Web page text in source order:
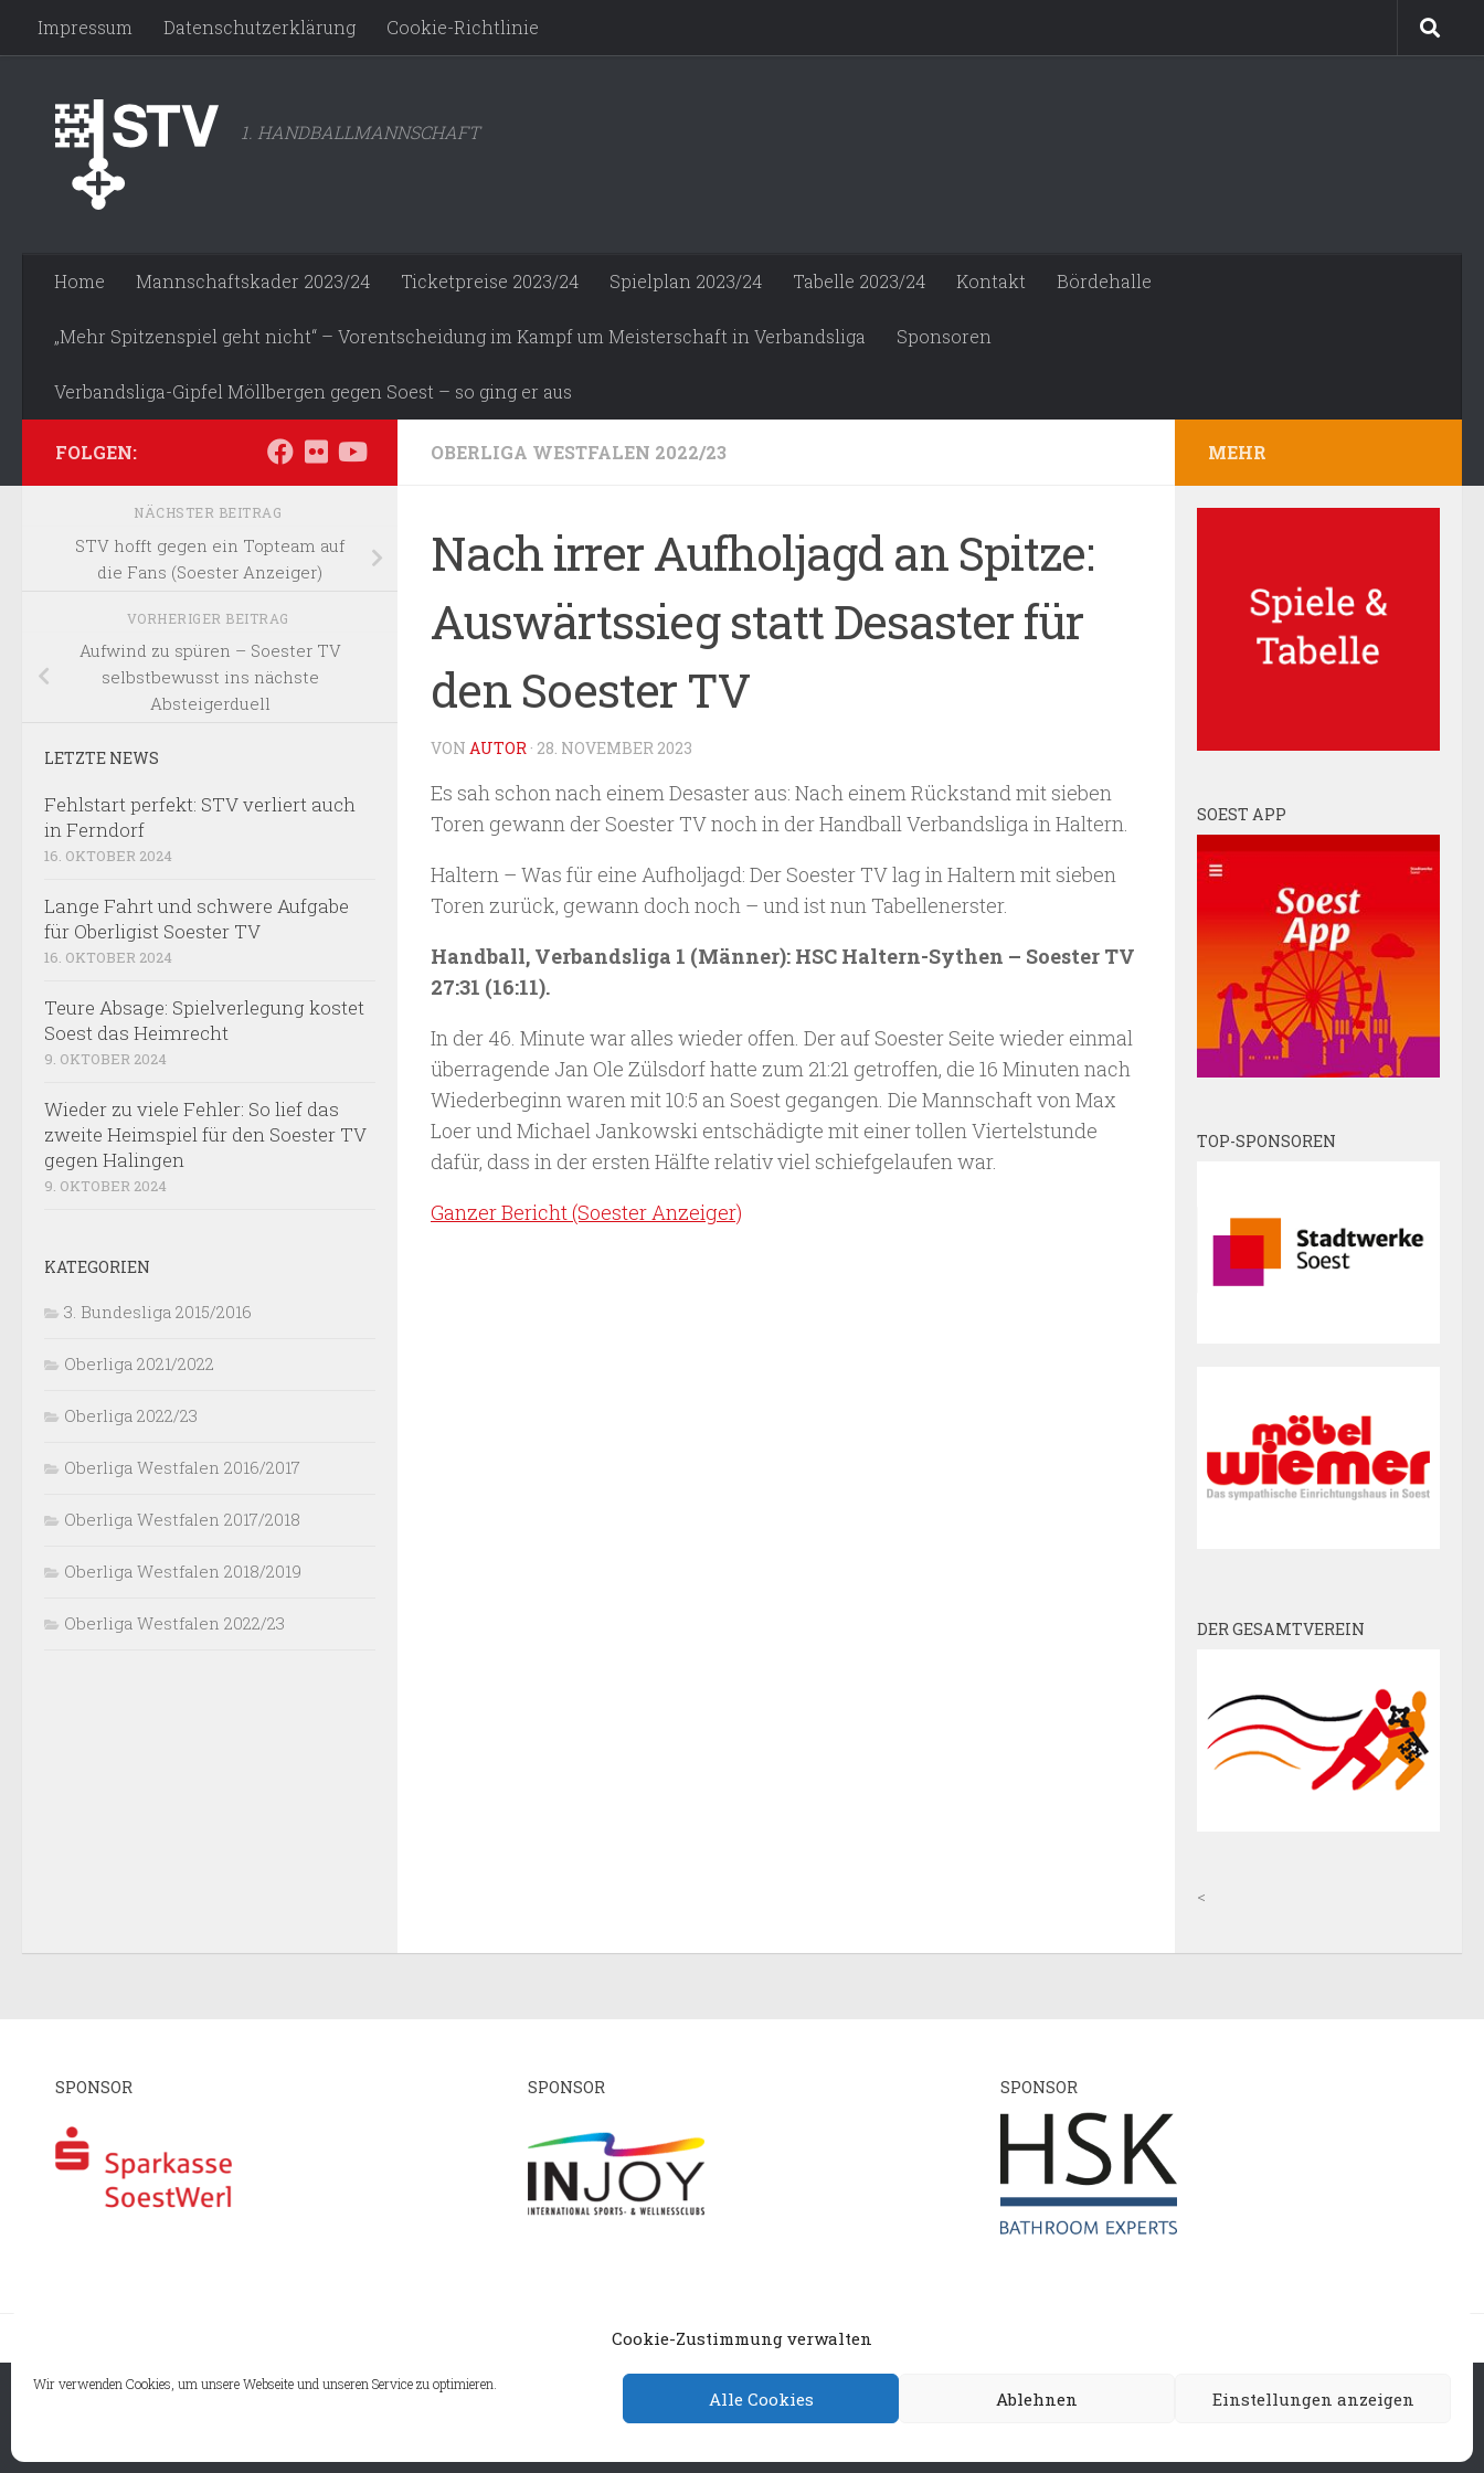
Cookie-Zustimmung verwalten
Wir verwenden Cookies, um unsere Webseite und unseren Service zu optimieren.
Alle Cookies Ablehnen Einstellungen anzeigen
Zum Inhalt springen
Impressum Datenschutzerklärung Cookie-Richtlinie
1. HANDBALLMANNSCHAFT
Home Mannschaftskader 2023/24 Ticketpreise 2023/24 Spielplan 2023/24 Tabelle 2023/24 Kontakt Bördehalle
„Mehr Spitzenspiel geht nicht“ – Vorentscheidung im Kampf um Meisterschaft in Verbandsliga Sponsoren
Verbandsliga-Gipfel Möllbergen gegen Soest – so ging er aus
OBERLIGA WESTFALEN 2022/23
Nach irrer Aufholjagd an Spitze:
Auswärtssieg statt Desaster für
den Soester TV
VON AUTOR · 28. NOVEMBER 2023
Es sah schon nach einem Desaster aus: Nach einem Rückstand mit sieben
Toren gewann der Soester TV noch in der Handball Verbandsliga in Haltern.
Haltern – Was für eine Aufholjagd: Der Soester TV lag in Haltern mit sieben
Toren zurück, gewann doch noch – und ist nun Tabellenerster.
Handball, Verbandsliga 1 (Männer): HSC Haltern-Sythen – Soester TV
27:31 (16:11).
In der 46. Minute war alles wieder offen. Der auf Soester Seite wieder einmal
überragende Jan Ole Zülsdorf hatte zum 21:21 getroffen, die 16 Minuten nach
Wiederbeginn waren mit 10:5 an Soest gegangen. Die Mannschaft von Max
Loer und Michael Jankowski entschädigte mit einer tollen Viertelstunde
dafür, dass in der ersten Hälfte relativ viel schiefgelaufen war.
Ganzer Bericht (Soester Anzeiger)
FOLGEN:
NÄCHSTER BEITRAG
STV hofft gegen ein Topteam auf
die Fans (Soester Anzeiger)
VORHERIGER BEITRAG
Aufwind zu spüren – Soester TV
selbstbewusst ins nächste
Absteigerduell
LETZTE NEWS
Fehlstart perfekt: STV verliert auch
in Ferndorf
16. OKTOBER 2024
Lange Fahrt und schwere Aufgabe
für Oberligist Soester TV
16. OKTOBER 2024
Teure Absage: Spielverlegung kostet
Soest das Heimrecht
9. OKTOBER 2024
Wieder zu viele Fehler: So lief das
zweite Heimspiel für den Soester TV
gegen Halingen
9. OKTOBER 2024
KATEGORIEN
3. Bundesliga 2015/2016
Oberliga 2021/2022
Oberliga 2022/23
Oberliga Westfalen 2016/2017
Oberliga Westfalen 2017/2018
Oberliga Westfalen 2018/2019
Oberliga Westfalen 2022/23
MEHR
SOEST APP
TOP-SPONSOREN
DER GESAMTVEREIN
<
SPONSOR SPONSOR SPONSOR
Datenschutzerklärung Cookie-Richtlinie